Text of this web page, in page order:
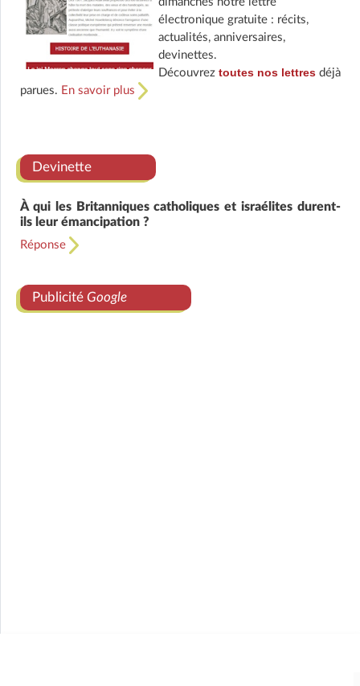
électronique gratuite : récits,
actualités, anniversaires,
devinettes.
Découvrez toutes nos lettresdéjà
parues. En savoir plus
Devinette
À qui les Britanniques catholiques et israélites durent-
ils leur émancipation ?
Réponse
Publicité Google